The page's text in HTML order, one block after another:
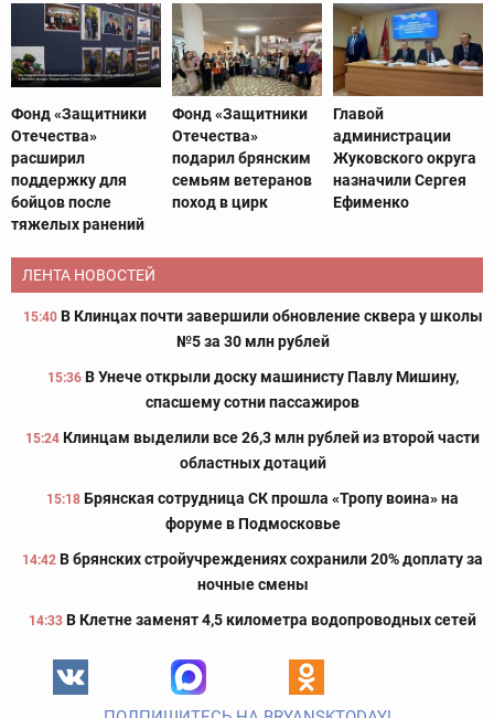
Фонд «Защитники
Отечества»
расширил
поддержку для
бойцов после
тяжелых ранений
Фонд «Защитники
Отечества»
подарил брянским
семьям ветеранов
поход в цирк
Главой
администрации
Жуковского округа
назначили Сергея
Ефименко
ЛЕНТА НОВОСТЕЙ
15:40 В Клинцах почти завершили обновление сквера у школы
№5 за 30 млн рублей
15:36 В Унече открыли доску машинисту Павлу Мишину,
спасшему сотни пассажиров
15:24 Клинцам выделили все 26,3 млн рублей из второй части
областных дотаций
15:18 Брянская сотрудница СК прошла «Тропу воина» на
форуме в Подмосковье
14:42 В брянских стройучреждениях сохранили 20% доплату за
ночные смены
14:33 В Клетне заменят 4,5 километра водопроводных сетей